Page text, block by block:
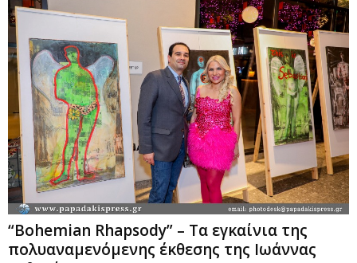
“Bohemian Rhapsody” – Τα εγκαίνια της
πολυαναμενόμενης έκθεσης της Ιωάννας